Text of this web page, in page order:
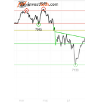
Billede